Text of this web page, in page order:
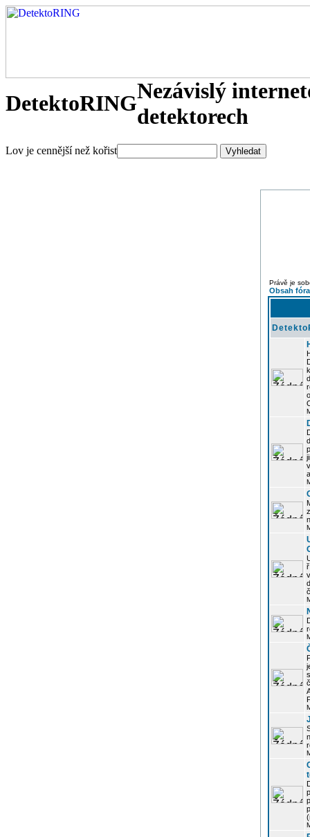
DetektoRINGNezávislý
detektorech
Lov je cennější než kořist
Právě je
Obsah